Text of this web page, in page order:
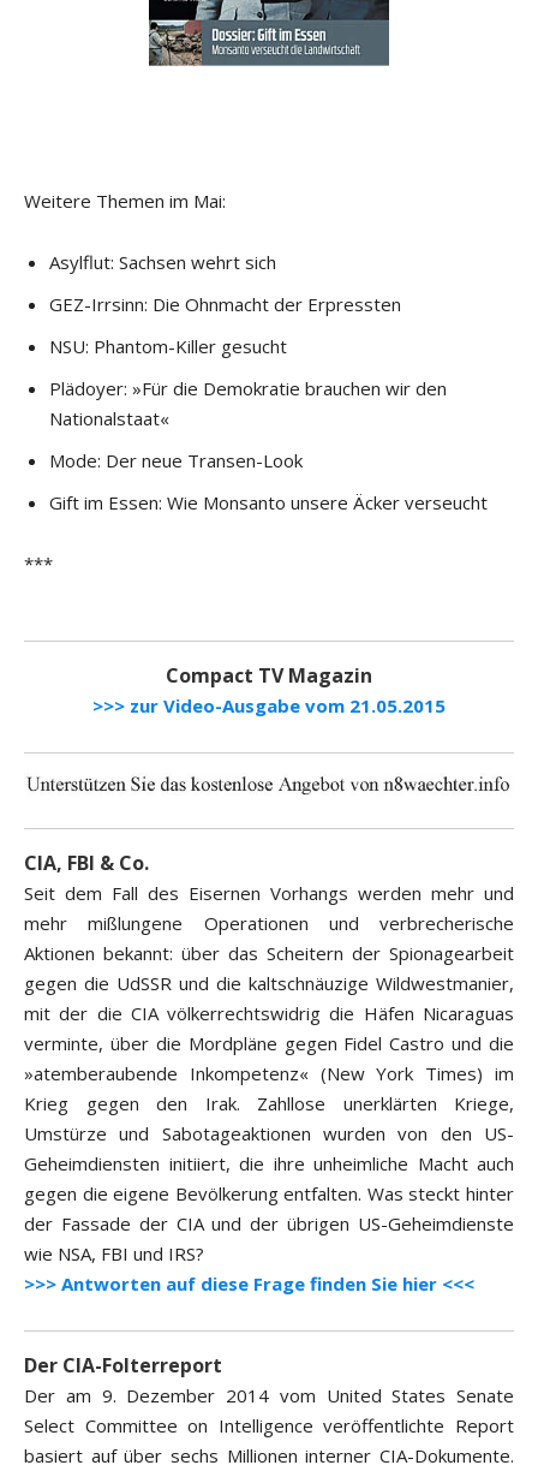
Weitere Themen im Mai:
Asylflut: Sachsen wehrt sich
GEZ-Irrsinn: Die Ohnmacht der Erpressten
NSU: Phantom-Killer gesucht
Plädoyer: »Für die Demokratie brauchen wir den
Nationalstaat«
Mode: Der neue Transen-Look
Gift im Essen: Wie Monsanto unsere Äcker verseucht
***
Compact TV Magazin
>>> zur Video-Ausgabe vom 21.05.2015
CIA, FBI & Co.
Seit dem Fall des Eisernen Vorhangs werden mehr und
mehr mißlungene Operationen und verbrecherische
Aktionen bekannt: über das Scheitern der Spionagearbeit
gegen die UdSSR und die kaltschnäuzige Wildwestmanier,
mit der die CIA völkerrechtswidrig die Häfen Nicaraguas
verminte, über die Mordpläne gegen Fidel Castro und die
»atemberaubende Inkompetenz« (New York Times) im
Krieg gegen den Irak. Zahllose unerklärten Kriege,
Umstürze und Sabotageaktionen wurden von den US-
Geheimdiensten initiiert, die ihre unheimliche Macht auch
gegen die eigene Bevölkerung entfalten. Was steckt hinter
der Fassade der CIA und der übrigen US-Geheimdienste
wie NSA, FBI und IRS?
>>> Antworten auf diese Frage finden Sie hier <<<
Der CIA-Folterreport
Der am 9. Dezember 2014 vom United States Senate
Select Committee on Intelligence veröffentlichte Report
basiert auf über sechs Millionen interner CIA-Dokumente.